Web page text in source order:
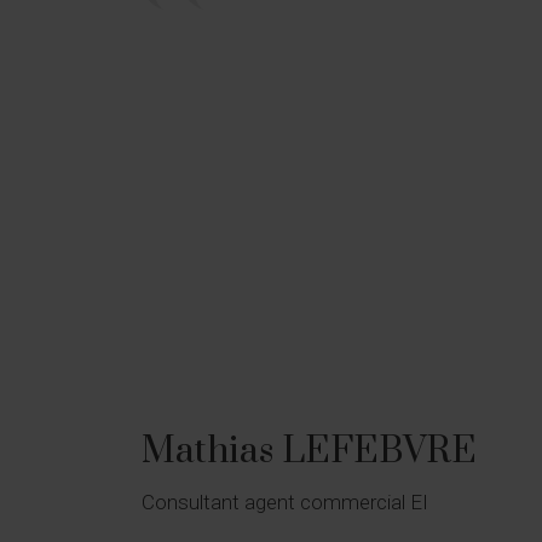
Mathias LEFEBVRE
Consultant agent commercial EI